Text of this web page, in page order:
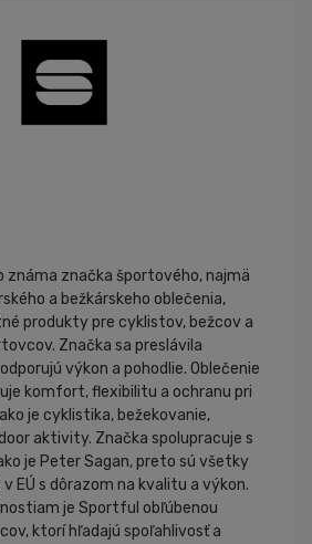
značka športového, najmä
a bežkárskeho oblečenia,
produkty pre cyklistov, bežcov a
Značka sa preslávila
výkon a pohodlie. Oblečenie
komfort, flexibilitu a ochranu pri
je cyklistika, bežekovanie,
aktivity. Značka spolupracuje s
je Peter Sagan, preto sú všetky
EÚ s dôrazom na kvalitu a výkon.
je Sportful obľúbenou
ktorí hľadajú spoľahlivosť a